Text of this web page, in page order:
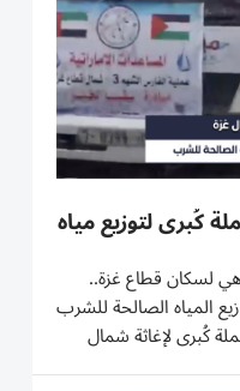
كُبرى لتوزيع مياه
لسكان قطاع غزة..
عملية الفارس الشهم 3 توزيع المياه الصالحة للشرب
كُبرى لإغاثة شمال
على الأسر